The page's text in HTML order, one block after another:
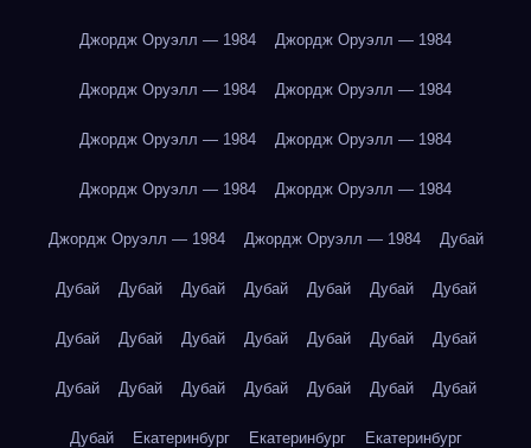
Джордж Оруэлл — 1984 Джордж Оруэлл — 1984
Джордж Оруэлл — 1984 Джордж Оруэлл — 1984
Джордж Оруэлл — 1984 Джордж Оруэлл — 1984
Джордж Оруэлл — 1984 Джордж Оруэлл — 1984
Джордж Оруэлл — 1984 Джордж Оруэлл — 1984 Дубай
Дубай Дубай Дубай Дубай Дубай Дубай Дубай
Дубай Дубай Дубай Дубай Дубай Дубай Дубай
Дубай Дубай Дубай Дубай Дубай Дубай Дубай
Дубай Екатеринбург Екатеринбург Екатеринбург